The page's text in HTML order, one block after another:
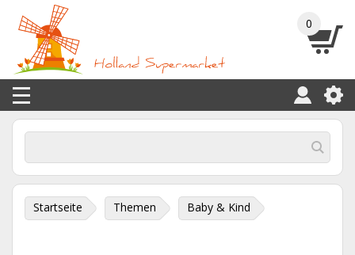
0
Startseite Themen Baby & Kind